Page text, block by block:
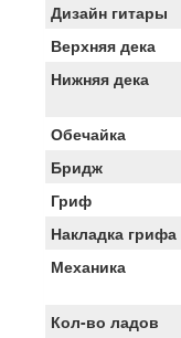
Дизайн гитары
Верхняя дека
Нижняя дека
Обечайка
Бридж
Гриф
Накладка грифа
Механика
Кол-во ладов